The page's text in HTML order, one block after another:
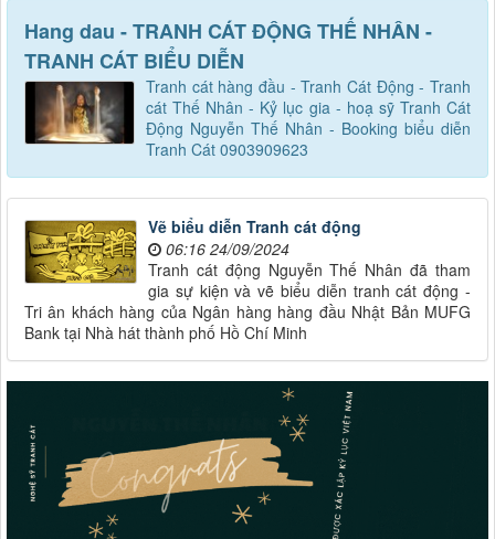
Hang dau - TRANH CÁT ĐỘNG THẾ NHÂN -
TRANH CÁT BIỂU DIỄN
Tranh cát hàng đầu - Tranh Cát Động - Tranh
cát Thế Nhân - Kỷ lục gia - hoạ sỹ Tranh Cát
Động Nguyễn Thế Nhân - Booking biểu diễn
Tranh Cát 0903909623
Vẽ biểu diễn Tranh cát động
06:16 24/09/2024
Tranh cát động Nguyễn Thế Nhân đã tham
gia sự kiện và vẽ biểu diễn tranh cát động -
Tri ân khách hàng của Ngân hàng hàng đầu Nhật Bản MUFG
Bank tại Nhà hát thành phố Hồ Chí Minh